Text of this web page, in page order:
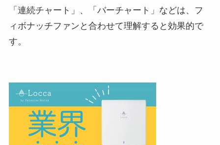
「連続チャート」、「バーチャート」などは、フ
ィボナッチファンと合わせて理解すると効果的で
す。